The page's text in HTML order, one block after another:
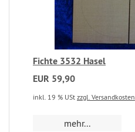
Fichte 3532 Hasel
EUR 59,90
inkl. 19 % USt zzgl. Versandkosten
mehr...